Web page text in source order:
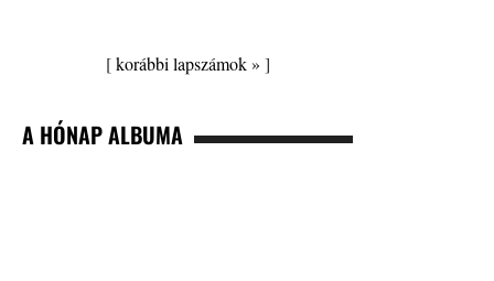
[korábbi lapszámok » ]
A HÓNAP ALBUMA